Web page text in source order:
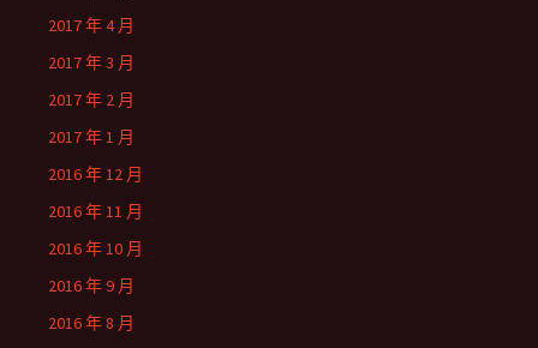
2017 年 4 月
2017 年 3 月
2017 年 2 月
2017 年 1 月
2016 年 12 月
2016 年 11 月
2016 年 10 月
2016 年 9 月
2016 年 8 月